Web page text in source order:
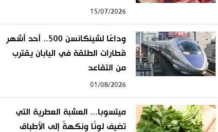
15/07/2026
وداعًا لشينكانسن 500.. أحد أشهر
قطارات الطلقة في اليابان يقترب
من التقاعد
01/08/2026
ميتسوبا... العشبة العطرية التي
تضيف لونًا ونكهةً إلى الأطباق